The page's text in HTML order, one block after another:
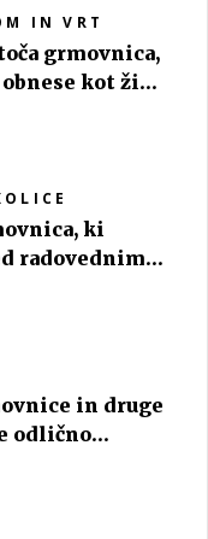
IN VRT
grmovnica,
kot živa
ki
radovednim
in druge
odlično